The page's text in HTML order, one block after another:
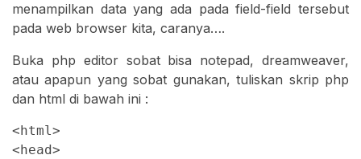
menampilkan data yang ada pada field-field tersebut
pada web browser kita, caranya….
Buka php editor sobat bisa notepad, dreamweaver,
atau apapun yang sobat gunakan, tuliskan skrip php
dan html di bawah ini :
<html>
<head>